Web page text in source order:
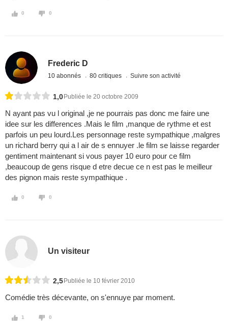
0 0
Frederic D
10 abonnés 80 critiques Suivre son activité
1,0 Publiée le 20 octobre 2009
N ayant pas vu l original ,je ne pourrais pas donc me faire une
idee sur les differences .Mais le film ,manque de rythme et est
parfois un peu lourd.Les personnage reste sympathique ,malgres
un richard berry qui a l air de s ennuyer .le film se laisse regarder
gentiment maintenant si vous payer 10 euro pour ce film
,beaucoup de gens risque d etre decue ce n est pas le meilleur
des pignon mais reste sympathique .
0 0
Un visiteur
2,5 Publiée le 10 février 2010
Comédie très décevante, on s'ennuye par moment.
1 0